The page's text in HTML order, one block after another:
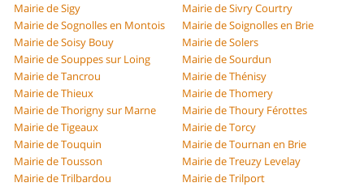
Mairie de Sigy
Mairie de Sivry Courtry
Mairie de Sognolles en Montois
Mairie de Soignolles en Brie
Mairie de Soisy Bouy
Mairie de Solers
Mairie de Souppes sur Loing
Mairie de Sourdun
Mairie de Tancrou
Mairie de Thénisy
Mairie de Thieux
Mairie de Thomery
Mairie de Thorigny sur Marne
Mairie de Thoury Férottes
Mairie de Tigeaux
Mairie de Torcy
Mairie de Touquin
Mairie de Tournan en Brie
Mairie de Tousson
Mairie de Treuzy Levelay
Mairie de Trilbardou
Mairie de Trilport